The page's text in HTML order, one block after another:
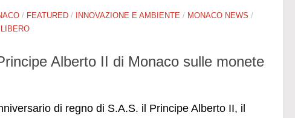
/ FEATURED / INNOVAZIONE E AMBIENTE / MONACO NEWS /
Alberto II di Monaco sulle monete
di regno di S.A.S. il Principe Alberto II, il